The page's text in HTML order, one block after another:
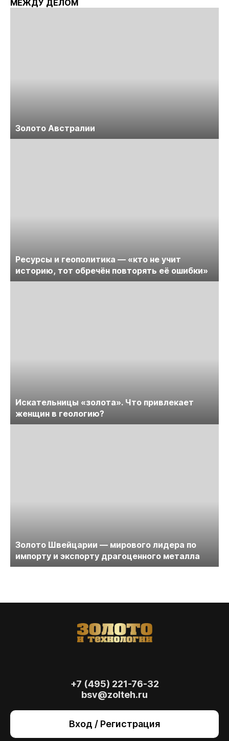
МЕЖДУ ДЕЛОМ
Золото Австралии
Ресурсы и геополитика — «кто не учит
историю, тот обречён повторять её ошибки»
Искательницы «золота». Что привлекает
женщин в геологию?
Золото Швейцарии — мирового лидера по
импорту и экспорту драгоценного металла
+7 (495) 221-76-32
bsv@zolteh.ru
Вход / Регистрация
также для анализа сайта и улучшения